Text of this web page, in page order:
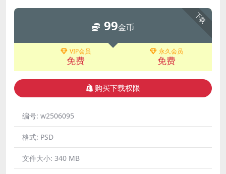
下载
99金币
VIP会员
免费
永久会员
免费
购买下载权限
编号: w2506095
格式: PSD
文件大小: 340 MB